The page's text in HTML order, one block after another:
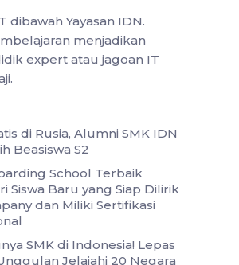
dibawah Yayasan IDN.
menjadikan
expert atau jagoan IT
di Rusia, Alumni SMK IDN
Beasiswa S2
School Terbaik
Siswa Baru yang Siap Dilirik
dan Miliki Sertifikasi
SMK di Indonesia! Lepas
Jelajahi 20 Negara